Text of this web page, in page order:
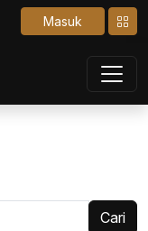
Masuk
Cari